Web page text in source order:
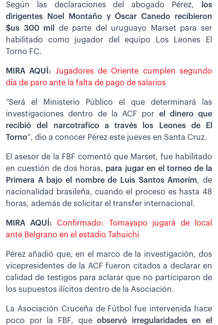
Según las declaraciones del abogado Pérez,
los
dirigentes Noel Montaño y Óscar Canedo recibieron
$us 300 mil de parte del uruguayo Marset para ser
habilitado como jugador del equipo Los Leones El
Torno FC.
MIRA AQUÍ: Jugadores de Oriente cumplen segundo
día de paro ante la falta de pago de salarios
“Será el Ministerio Público el que determinará las
investigaciones dentro de la ACF por el dinero que
recibió del narcotrafico a través los Leones de El
Torno”, dio a conocer Pérez este jueves en Santa Cruz.
El asesor de la FBF comentó que Marset, fue habilitado
en cuestión de dos horas, para jugar en el torneo de la
Primera A bajo el nombre de Luis Santos Amorím, de
nacionalidad brasileña, cuando el proceso es hasta 48
horas, además de solicitar el transfer internacional.
MIRA AQUÍ: Confirmado: Tomayapo jugará de local
ante Belgrano en el estadio Tahuichi
Pérez añadió que, en el marco de la investigación, dos
vicepresidentes de la ACF fueron citados a declarar en
calidad de testigos para aclarar que no participaron de
los supuestos ilícitos dentro de la Asociación.
La Asociación Cruceña de Fútbol fue intervenida hace
poco por la FBF, queobservó irregularidades en el